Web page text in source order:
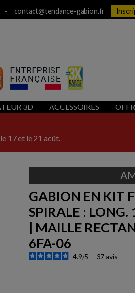
- contact@tendance-gabion.fr
3D ACCESSOIRES
17 et le 21 août.
GABION EN KIT
SPIRALE :
| MAILLE
6FA-06
4.9/5 - 37avis